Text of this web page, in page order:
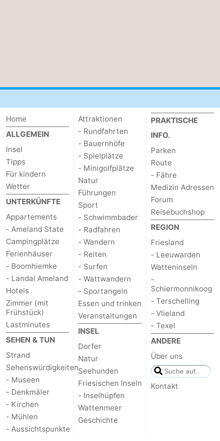
Reiten
-
Surfen
-
Wattwandern
-
Sportangeln
Seehunden
Essen
trinken
Veranstaltungen
Praktisch
Forum
Route
-
Inselhüpfen
Reisebuchshop
Medizin
Adressen
Region
Home
ALLGEMEIN
Insel
Tipps
Für kindern
Wetter
UNTERKÜNFTE
Appartements
- Ameland State
Campingplätze
Ferienhäuser
- Boomhiemke
- Landal Ameland
Hotels
Zimmer (mit
Frühstück)
Lastminutes
SEHEN & TUN
Strand
Sehenswürdigkeiten
- Museen
- Denkmäler
- Kirchen
- Mühlen
- Aussichtspunkte
Attraktionen
- Rundfahrten
- Bauernhöfe
- Spielplätze
- Minigolfplätze
Natur
Führungen
Sport
- Schwimmbader
- Radfahren
- Wandern
- Reiten
- Surfen
- Wattwandern
- Sportangeln
Essen und trinken
Veranstaltungen
INSEL
Dorfer
Natur
Seehunden
Friesischen Inseln
- Inselhüpfen
Wattenmeer
Geschichte
PRAKTISCHE
INFO.
Parken
Route
- Fähre
Medizin Adressen
Forum
Reisebuchshop
REGION
Friesland
- Leeuwarden
Watteninseln
-
Schiermonnikoog
- Terschelling
- Vlieland
- Texel
ANDERE
Über uns
Kontakt